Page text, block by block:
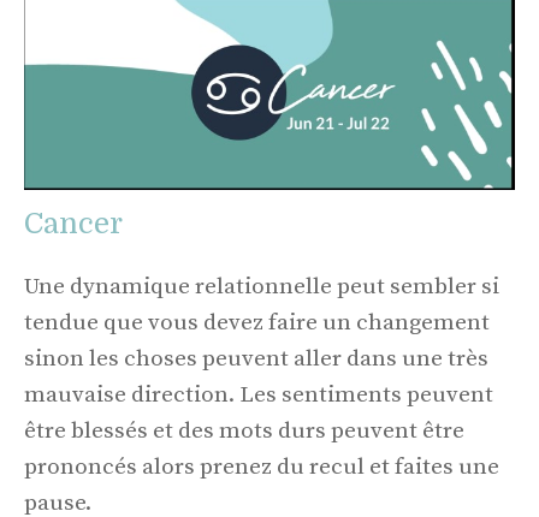
Cancer
Une dynamique relationnelle peut sembler si
tendue que vous devez faire un changement
sinon les choses peuvent aller dans une très
mauvaise direction. Les sentiments peuvent
être blessés et des mots durs peuvent être
prononcés alors prenez du recul et faites une
pause.